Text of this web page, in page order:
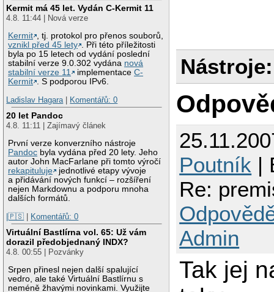
Kermit má 45 let. Vydán C-Kermit 11
4.8. 11:44 | Nová verze
Kermit , tj. protokol pro přenos souborů,
vznikl před 45 lety . Při této příležitosti
byla po 15 letech od vydání poslední
stabilní verze 9.0.302 vydána nová
stabilní verze 11
implementaceC-
Kermit . S podporou IPv6.
Ladislav Hagara | Komentářů: 0
20 let Pandoc
4.8. 11:11 | Zajímavý článek
První verze konverzního nástroje
Pandoc byla vydána před 20 lety. Jeho
autor John MacFarlane při tomto výročí
rekapituluje
jednotlivé etapy vývoje
a přidávání nových funkcí – rozšíření
nejen Markdownu a podporu mnoha
dalších formátů.
|🇵🇸 | Komentářů: 0
Virtuální Bastlírna vol. 65: Už vám
dorazil předobjednaný INDX?
4.8. 00:55 | Pozvánky
Srpen přinesl nejen další spalující
vedro, ale také Virtuální Bastlírnu s
neméně žhavými novinkami. Využijte
Nástroje:
Poutník |
Re:
Admin
Tak jej